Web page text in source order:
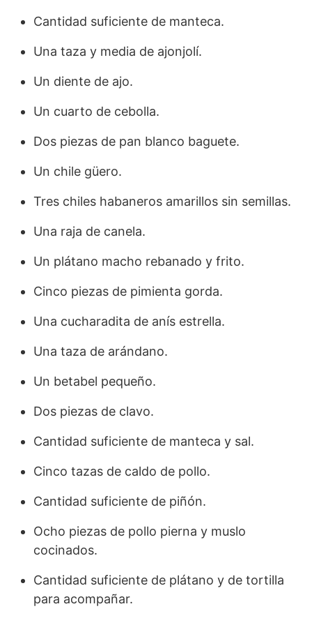
Cantidad suficiente de manteca.
Una taza y media de ajonjolí.
Un diente de ajo.
Un cuarto de cebolla.
Dos piezas de pan blanco baguete.
Un chile güero.
Tres chiles habaneros amarillos sin semillas.
Una raja de canela.
Un plátano macho rebanado y frito.
Cinco piezas de pimienta gorda.
Una cucharadita de anís estrella.
Una taza de arándano.
Un betabel pequeño.
Dos piezas de clavo.
Cantidad suficiente de manteca y sal.
Cinco tazas de caldo de pollo.
Cantidad suficiente de piñón.
Ocho piezas de pollo pierna y muslo
cocinados.
Cantidad suficiente de plátano y de tortilla
para acompañar.